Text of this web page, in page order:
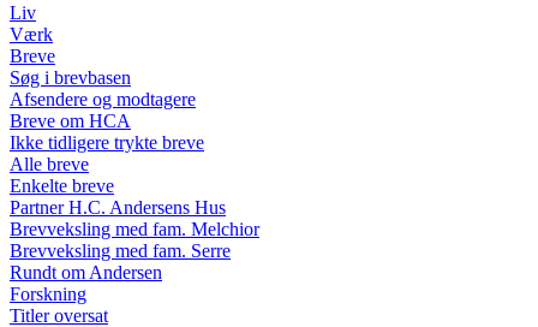
Liv
Værk
Breve
Søg i brevbasen
Afsendere og modtagere
Breve om HCA
Ikke tidligere trykte breve
Alle breve
Enkelte breve
Partner H.C. Andersens Hus
Brevveksling med fam. Melchior
Brevveksling med fam. Serre
Rundt om Andersen
Forskning
Titler oversat